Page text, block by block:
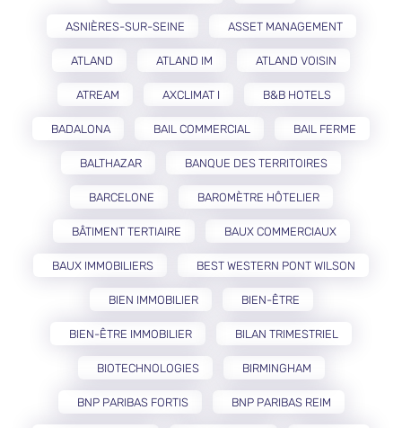
ASNIÈRES-SUR-SEINE ASSET MANAGEMENT
ATLAND ATLAND IM ATLAND VOISIN
ATREAM AXCLIMAT I B&B HOTELS
BADALONA BAIL COMMERCIAL BAIL FERME
BALTHAZAR BANQUE DES TERRITOIRES
BARCELONE BAROMÈTRE HÔTELIER
BÂTIMENT TERTIAIRE BAUX COMMERCIAUX
BAUX IMMOBILIERS BEST WESTERN PONT WILSON
BIEN IMMOBILIER BIEN-ÊTRE
BIEN-ÊTRE IMMOBILIER BILAN TRIMESTRIEL
BIOTECHNOLOGIES BIRMINGHAM
BNP PARIBAS FORTIS BNP PARIBAS REIM